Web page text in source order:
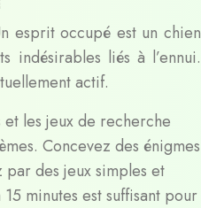
esprit occupé est un chien
indésirables liés à l’ennui.
actif.
les jeux de recherche
Concevez des énigmes
des jeux simples et
minutes est suffisant pour